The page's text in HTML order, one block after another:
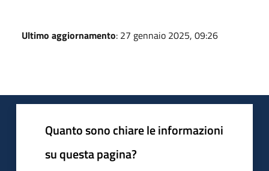
Ultimo aggiornamento: 27 gennaio 2025, 09:26
Quanto sono chiare le informazioni
su questa pagina?